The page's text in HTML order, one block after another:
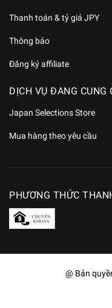
Thanh toán & tỷ giá JPY
Thông báo
Đăng ký affiliate
DỊCH VỤ ĐANG CUNG
Japan Selections Store
Mua hàng theo yêu cầu
PHƯƠNG THỨC
@ Bản